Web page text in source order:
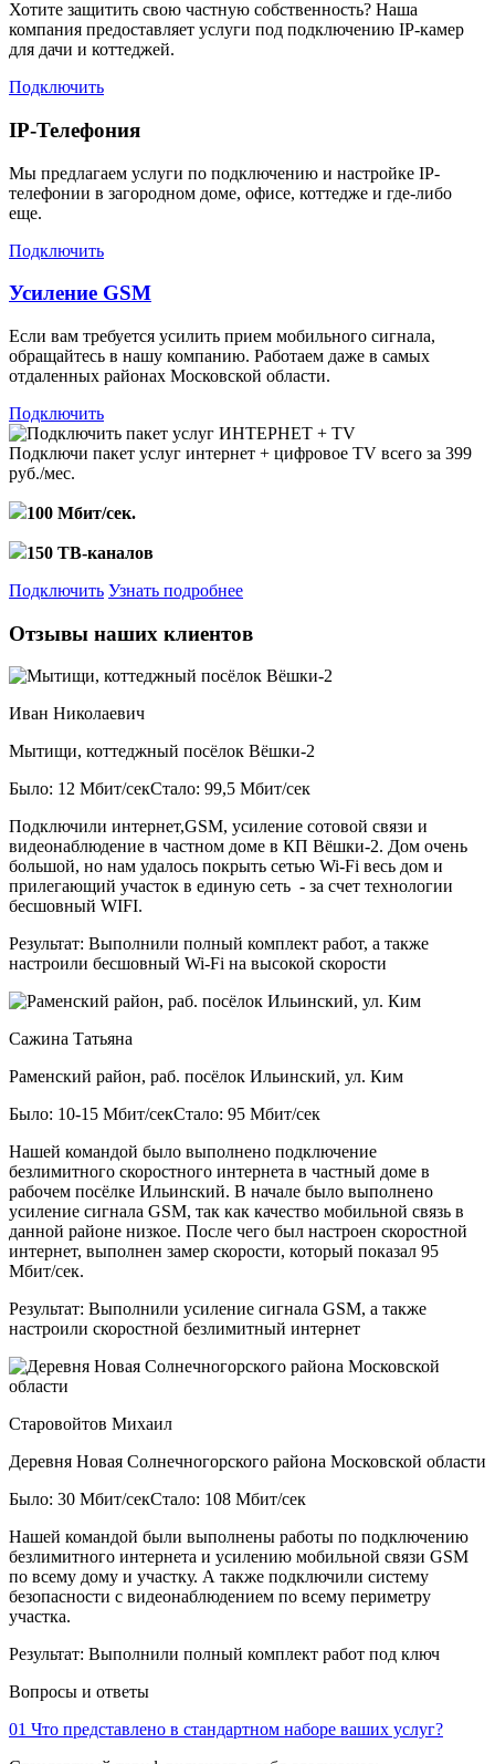
Хотите защитить свою частную собственность? Наша
компания предоставляет услуги под подключению IP-камер
для дачи и коттеджей.
Подключить
IP-Телефония
Мы предлагаем услуги по подключению и настройке IP-
телефонии в загородном доме, офисе, коттедже и где-либо
еще.
Подключить
Усиление GSM
Если вам требуется усилить прием мобильного сигнала,
обращайтесь в нашу компанию. Работаем даже в самых
отдаленных районах Московской области.
Подключить
Подключи пакет услуг интернет + цифровое TV всего за 399
руб./мес.
100 Мбит/сек.
150 ТВ-каналов
Подключить Узнать подробнее
Отзывы наших клиентов
Иван Николаевич
Мытищи, коттеджный посёлок Вёшки-2
Было: 12 Мбит/секСтало: 99,5 Мбит/сек
Подключили интернет,GSM, усиление сотовой связи и
видеонаблюдение в частном доме в КП Вёшки-2. Дом очень
большой, но нам удалось покрыть сетью Wi-Fi весь дом и
прилегающий участок в единую сеть - за счет технологии
бесшовный WIFI.
Результат: Выполнили полный комплект работ, а также
настроили бесшовный Wi-Fi на высокой скорости
Сажина Татьяна
Раменский район, раб. посёлок Ильинский, ул. Ким
Было: 10-15 Мбит/секСтало: 95 Мбит/сек
Нашей командой было выполнено подключение
безлимитного скоростного интернета в частный доме в
рабочем посёлке Ильинский. В начале было выполнено
усиление сигнала GSM, так как качество мобильной связь в
данной районе низкое. После чего был настроен скоростной
интернет, выполнен замер скорости, который показал 95
Мбит/сек.
Результат: Выполнили усиление сигнала GSM, а также
настроили скоростной безлимитный интернет
Старовойтов Михаил
Деревня Новая Солнечногорского района Московской области
Было: 30 Мбит/секСтало: 108 Мбит/сек
Нашей командой были выполнены работы по подключению
безлимитного интернета и усилению мобильной связи GSM
по всему дому и участку. А также подключили систему
безопасности с видеонаблюдением по всему периметру
участка.
Результат: Выполнили полный комплект работ под ключ
Вопросы и ответы
01 Что представлено в стандартном наборе ваших услуг?